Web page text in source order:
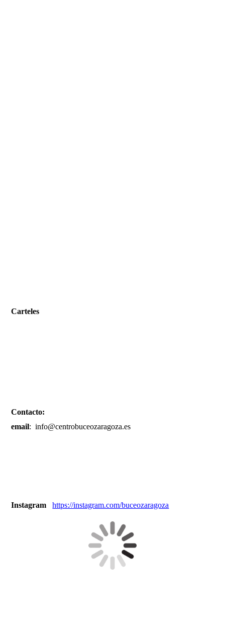
Carteles
Contacto:
email: info@centrobuceozaragoza.es
Instagram https://instagram.com/buceozaragoza